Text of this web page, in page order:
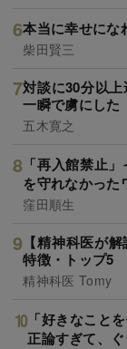
本当に幸せにな
柴田賢三
対談に30分以
一瞬で虜にした
五木寛之
「再入館禁止
を守れなかった
窪田順生
【精神科医が
特徴・トップ5
精神科医 Tomy
「好きなこと
正論すぎて、